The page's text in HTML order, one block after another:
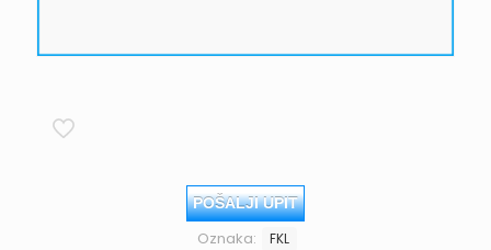
POŠALJI UPIT
Oznaka: FKL